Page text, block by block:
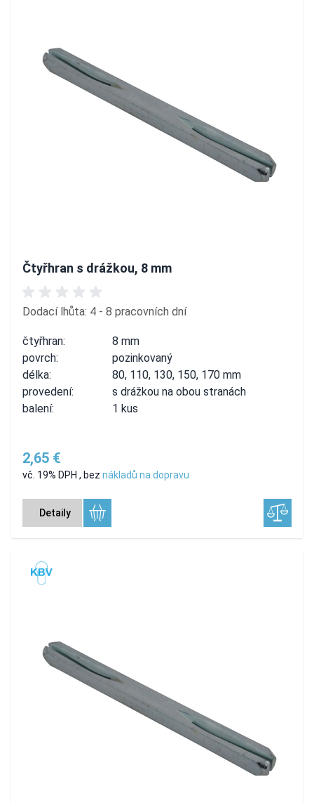
Čtyřhran s drážkou, 8 mm
Dodací lhůta: 4 - 8 pracovních dní
čtyřhran:
8 mm
povrch:
pozinkovaný
délka:
80, 110, 130, 150, 170 mm
provedení:
s drážkou na obou stranách
balení:
1 kus
2,65 €
vč. 19% DPH , bez nákladů na dopravu
Detaily